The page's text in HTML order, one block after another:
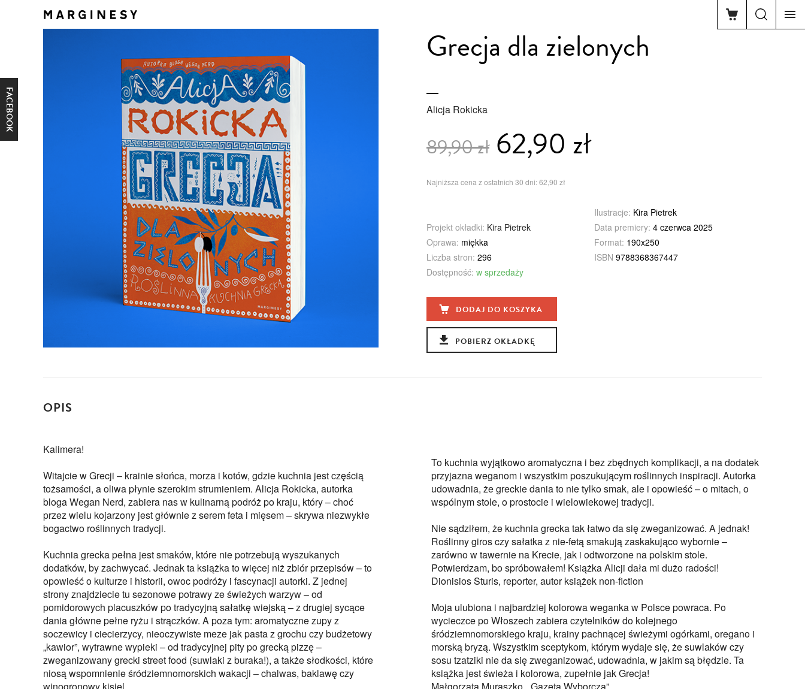
FACEBOOK
Grecja dla zielonych
Alicja Rokicka
89,90 zł62,90 zł
Najniższa cena z ostatnich 30 dni: 62,90 zł
Ilustracje: Kira Pietrek
Projekt okładki: Kira Pietrek Data premiery: 4 czerwca 2025
Oprawa: miękka Format: 190x250
Liczba stron: 296 ISBN 9788368367447
Dostępność: w sprzedaży
DODAJ DO KOSZYKA
POBIERZ OKŁADKĘ
OPIS
Kalimera!
Witajcie w Grecji – krainie słońca, morza i kotów, gdzie kuchnia jest częścią
tożsamości, a oliwa płynie szerokim strumieniem. Alicja Rokicka, autorka
bloga Wegan Nerd, zabiera nas w kulinarną podróż po kraju, który – choć
przez wielu kojarzony jest głównie z serem feta i mięsem – skrywa niezwykłe
bogactwo roślinnych tradycji.
Kuchnia grecka pełna jest smaków, które nie potrzebują wyszukanych
dodatków, by zachwycać. Jednak ta książka to więcej niż zbiór przepisów – to
opowieść o kulturze i historii, owoc podróży i fascynacji autorki. Z jednej
strony znajdziecie tu sezonowe potrawy ze świeżych warzyw – od
pomidorowych placuszków po tradycyjną sałatkę wiejską – z drugiej sycące
dania główne pełne ryżu i strączków. A poza tym: aromatyczne zupy z
soczewicy i ciecierzycy, nieoczywiste meze jak pasta z grochu czy budżetowy
„kawior”, wytrawne wypieki – od tradycyjnej pity po grecką pizzę –
zweganizowany grecki street food (suwlaki z buraka!), a także słodkości, które
niosą wspomnienie śródziemnomorskich wakacji – chalwas, baklawę czy
winogronowy kisiel.
To kuchnia wyjątkowo aromatyczna i bez zbędnych komplikacji, a na dodatek
przyjazna weganom i wszystkim poszukującym roślinnych inspiracji. Autorka
udowadnia, że greckie dania to nie tylko smak, ale i opowieść – o mitach, o
wspólnym stole, o prostocie i wielowiekowej tradycji.
Nie sądziłem, że kuchnia grecka tak łatwo da się zweganizować. A jednak!
Roślinny giros czy sałatka z nie-fetą smakują zaskakująco wybornie –
zarówno w tawernie na Krecie, jak i odtworzone na polskim stole.
Potwierdzam, bo spróbowałem! Książka Alicji dała mi dużo radości!
Dionisios Sturis, reporter, autor książek non-fiction
Moja ulubiona i najbardziej kolorowa weganka w Polsce powraca. Po
wycieczce po Włoszech zabiera czytelników do kolejnego
śródziemnomorskiego kraju, krainy pachnącej świeżymi ogórkami, oregano i
morską bryzą. Wszystkim sceptykom, którym wydaje się, że suwlaków czy
sosu tzatziki nie da się zweganizować, udowadnia, w jakim są błędzie. Ta
książka jest świeża i kolorowa, zupełnie jak Grecja!
Małgorzata Muraszko, „Gazeta Wyborcza”